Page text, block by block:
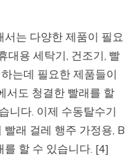
는 다양한 제품이 필요
대용 세탁기, 건조기, 빨
는데 필요한 제품들이
서도 청결한 빨래를 할
니다. 이제 수동탈수기
래 걸레 행주 가정용, B
할 수 있습니다. [4]